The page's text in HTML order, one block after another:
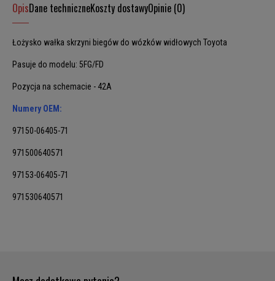
OpisDane techniczneKoszty dostawyOpinie (0)
Łożysko wałka skrzyni biegów do wózków widłowych Toyota
Pasuje do modelu: 5FG/FD
Pozycja na schemacie - 42A
Numery OEM:
97150-06405-71
971500640571
97153-06405-71
971530640571